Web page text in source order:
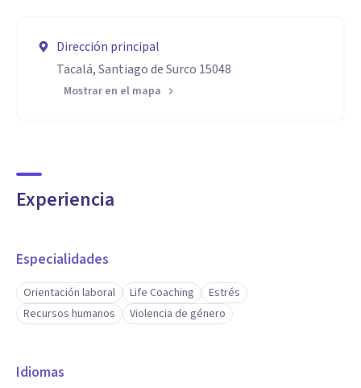
Dirección principal
Tacalá, Santiago de Surco 15048
Mostrar en el mapa
Experiencia
Especialidades
Orientación laboral Life Coaching
Estrés
Recursos humanos
Violencia de género
Idiomas